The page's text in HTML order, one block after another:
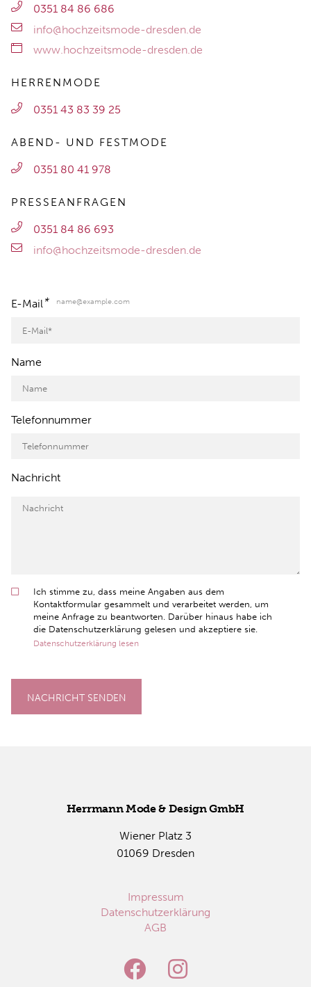
0351 84 86 686
info@hochzeitsmode-dresden.de
www.hochzeitsmode-dresden.de
HERRENMODE
0351 43 83 39 25
ABEND- UND FESTMODE
0351 80 41 978
PRESSEANFRAGEN
0351 84 86 693
info@hochzeitsmode-dresden.de
E-Mail* name@example.com
Name
Telefonnummer
Nachricht
Ich stimme zu, dass meine Angaben aus dem
Kontaktformular gesammelt und verarbeitet werden, um
meine Anfrage zu beantworten. Darüber hinaus habe ich
die Datenschutzerklärung gelesen und akzeptiere sie.
Datenschutzerklärung lesen
NACHRICHT SENDEN
Herr­mann Mode & De­sign GmbH
Wie­ner Platz 3
01069 Dres­den
Impressum
Datenschutzerklärung
AGB